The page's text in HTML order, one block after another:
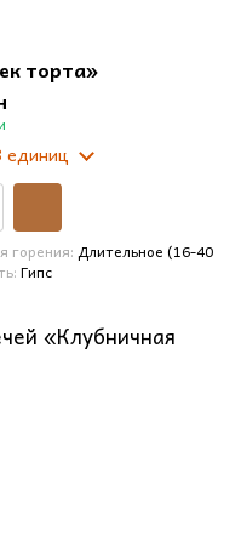
торта»
единиц
горения Длительное (16-40
Гипс